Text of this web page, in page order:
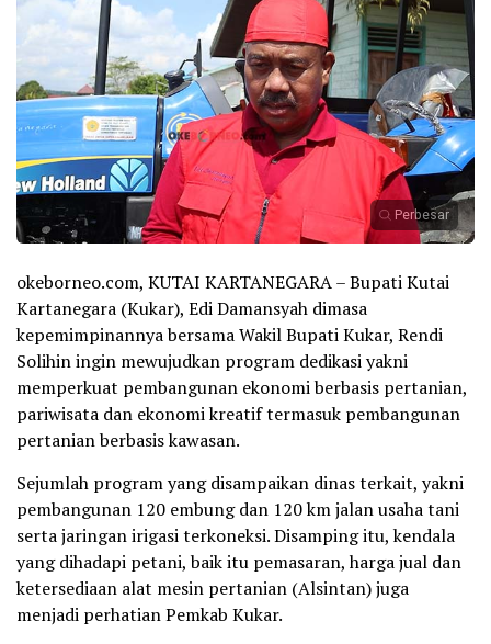
Perbesar
okeborneo.com, KUTAI KARTANEGARA – Bupati Kutai
Kartanegara (Kukar), Edi Damansyah dimasa
kepemimpinannya bersama Wakil Bupati Kukar, Rendi
Solihin ingin mewujudkan program dedikasi yakni
memperkuat pembangunan ekonomi berbasis pertanian,
pariwisata dan ekonomi kreatif termasuk pembangunan
pertanian berbasis kawasan.
Sejumlah program yang disampaikan dinas terkait, yakni
pembangunan 120 embung dan 120 km jalan usaha tani
serta jaringan irigasi terkoneksi. Disamping itu, kendala
yang dihadapi petani, baik itu pemasaran, harga jual dan
ketersediaan alat mesin pertanian (Alsintan) juga
menjadi perhatian Pemkab Kukar.